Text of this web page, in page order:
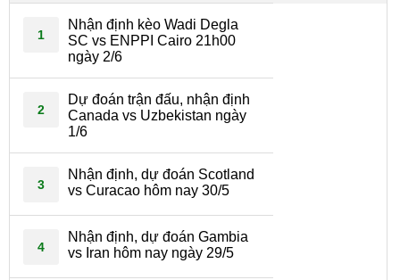
1
Nhận định kèo Wadi Degla
SC vs ENPPI Cairo 21h00
ngày 2/6
2
Dự đoán trận đấu, nhận định
Canada vs Uzbekistan ngày
1/6
3
Nhận định, dự đoán Scotland
vs Curacao hôm nay 30/5
4
Nhận định, dự đoán Gambia
vs Iran hôm nay ngày 29/5